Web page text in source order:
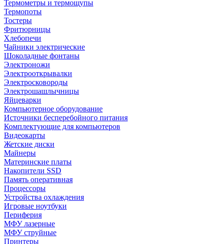
Термометры и термощупы
Термопоты
Тостеры
Фритюрницы
Хлебопечи
Чайники электрические
Шоколадные фонтаны
Электроножи
Электрооткрывалки
Электросковороды
Электрошашлычницы
Яйцеварки
Компьютерное оборудование
Источники бесперебойного питания
Комплектующие для компьютеров
Видеокарты
Жетские диски
Майнеры
Материнские платы
Накопители SSD
Память оперативная
Процессоры
Устройства охлаждения
Игровые ноутбуки
Периферия
МФУ лазерные
МФУ струйные
Принтеры